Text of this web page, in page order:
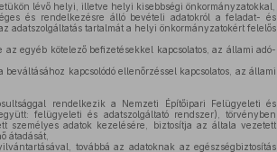
lévő helyi, illetve helyi kisebbségi önkormányzatokkal,
és rendelkezésre álló bevételi adatokról a feladat- és
adatszolgáltatás tartalmát a helyi önkormányzatokért felelős
egyéb kötelező befizetésekkel kapcsolatos, az állami adó-
kapcsolódó ellenőrzéssel kapcsolatos, az állami
rendelkezik a Nemzeti Építőipari Felügyeleti és
felügyeleti és adatszolgáltató rendszer), törvényben
személyes adatok kezelésére, biztosítja az általa vezetett
átadását,
továbbá az adatoknak az egészségbiztosítás